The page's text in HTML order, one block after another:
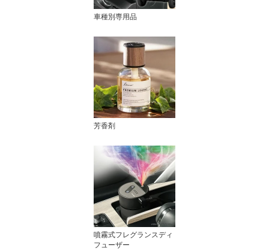
車種別専用品
芳香剤
噴霧式フレグランスディ
フューザー